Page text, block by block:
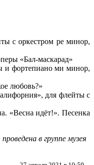
с оркестром ре минор,
«Бал-маскарад»
и фортепиано ми минор,
любовь?»
для флейты с
«Весна идёт!». Песенка
в группе музея